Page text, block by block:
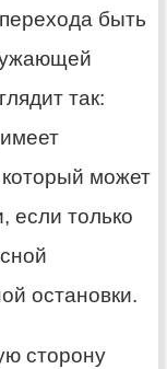
быть
так:
может
если только
остановки.
сторону